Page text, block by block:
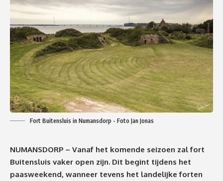
Fort Buitensluis in Numansdorp - Foto Jan Jonas
NUMANSDORP – Vanaf het komende seizoen zal fort
Buitensluis vaker open zijn. Dit begint tijdens het
paasweekend, wanneer tevens het landelijke forten